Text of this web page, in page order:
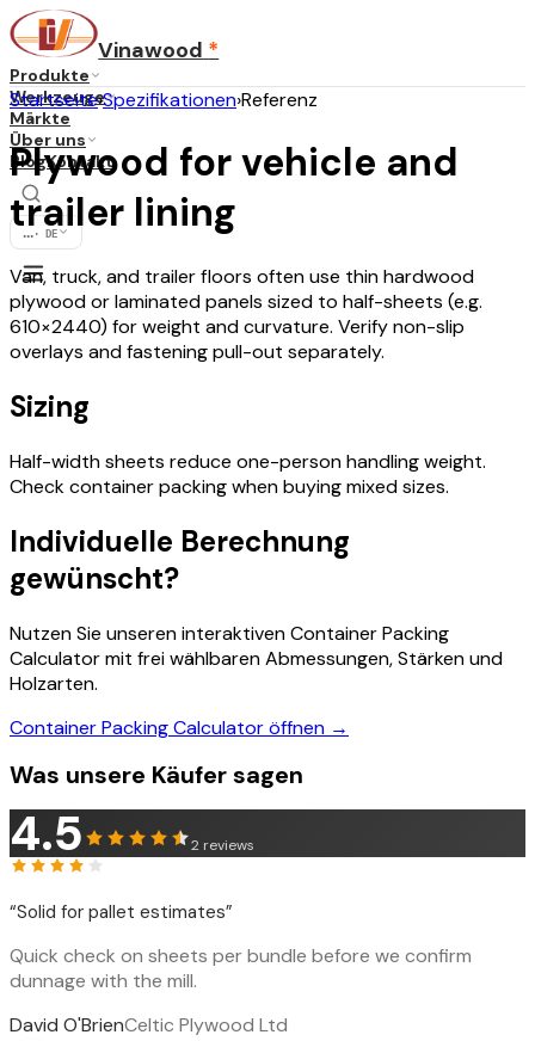
Vinawood *
Produkte
Werkzeuge
Märkte
Über uns
BlogKontakt
... · DE
Startseite›Spezifikationen›Referenz
Plywood for vehicle and
trailer lining
Van, truck, and trailer floors often use thin hardwood
plywood or laminated panels sized to half-sheets (e.g.
610×2440) for weight and curvature. Verify non-slip
overlays and fastening pull-out separately.
Sizing
Half-width sheets reduce one-person handling weight.
Check container packing when buying mixed sizes.
Individuelle Berechnung
gewünscht?
Nutzen Sie unseren interaktiven Container Packing
Calculator mit frei wählbaren Abmessungen, Stärken und
Holzarten.
Container Packing Calculator öffnen →
Was unsere Käufer sagen
4.5 2 reviews
“Solid for pallet estimates”
Quick check on sheets per bundle before we confirm
dunnage with the mill.
David O'BrienCeltic Plywood Ltd